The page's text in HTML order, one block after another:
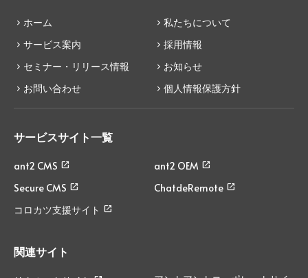
ホーム
私たちについて
サービス案内
採用情報
セミナー・リリース情報
お知らせ
お問い合わせ
個人情報保護方針
サービスサイト一覧
ant2 CMS
ant2 OEM
Secure CMS
ChatdeRemote
コロカツ支援サイト
関連サイト